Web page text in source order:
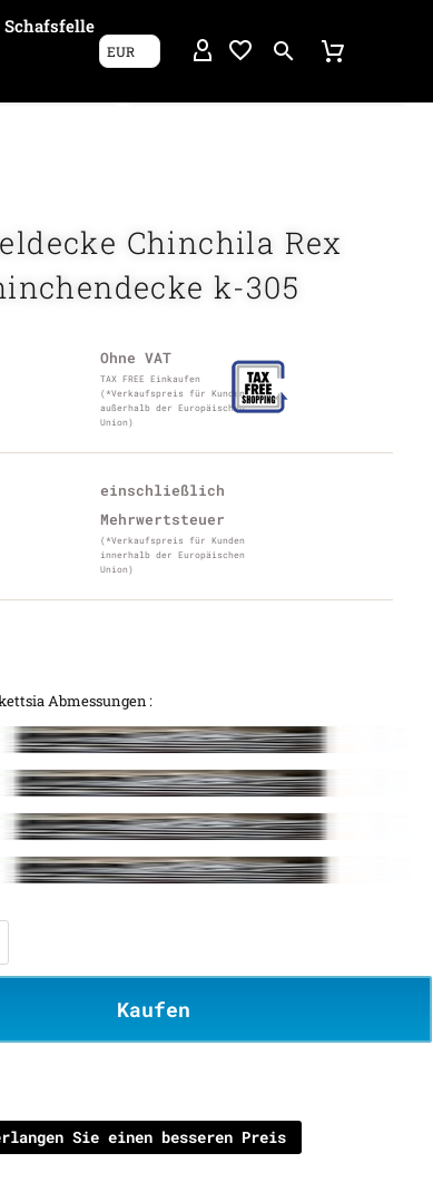
Schafsfelle
EUR
Chinchila Rex
k-305
Ohne VAT
TAX FREE Einkaufen
(*Verkaufspreis für Kunden
außerhalb der Europäischen
Union)
einschließlich
Mehrwertsteuer
(*Verkaufspreis für Kunden
innerhalb der Europäischen
Union)
Abmessungen
Kaufen
Sie einen besseren Preis